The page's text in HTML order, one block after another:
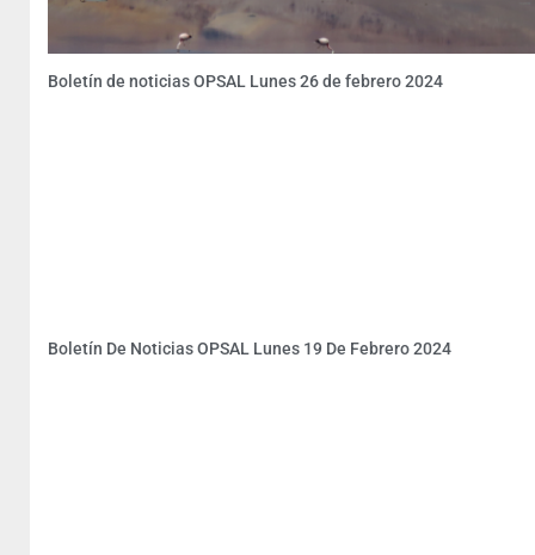
Boletín de noticias OPSAL Lunes 26 de febrero 2024
Boletín De Noticias OPSAL Lunes 19 De Febrero 2024